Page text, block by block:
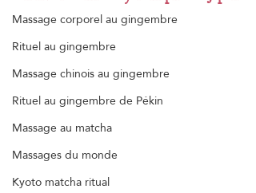
Massage corporel au gingembre
Rituel au gingembre
Massage chinois au gingembre
Rituel au gingembre de Pékin
Massage au matcha
Massages du monde
Kyoto matcha ritual